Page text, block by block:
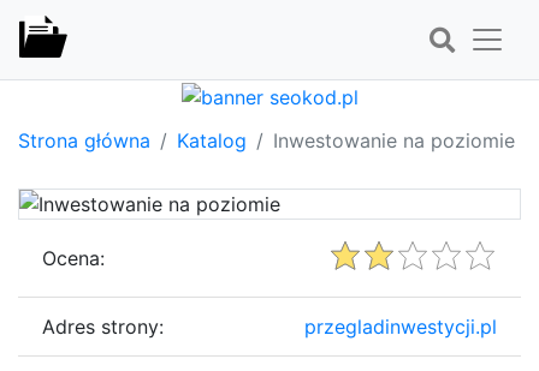
Strona główna Katalog Inwestowanie na poziomie
Ocena:
Adres strony: przegladinwestycji.pl